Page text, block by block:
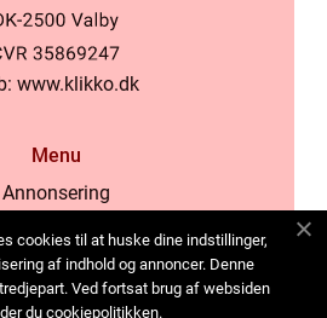
www.klikko.dk
Menu
Annonsering
Cookies
Kontakta oss
cookies til at huske dine indstillinger,
af indhold og annoncer. Denne
Ved fortsat brug af websiden
du cookiepolitikken.